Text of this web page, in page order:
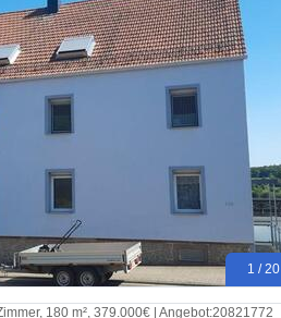
1 / 20